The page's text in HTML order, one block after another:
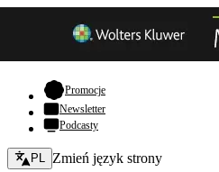
Promocje- otwiera się w nowej karcie
Newsletter
Podcasty
Zmień język - bieżący:
PL Zmień język strony